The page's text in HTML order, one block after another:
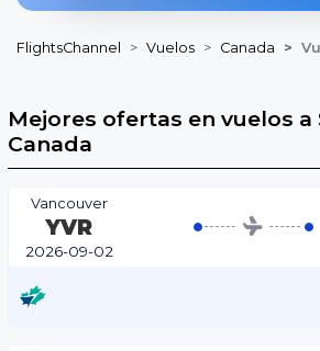
FlightsChannel Vuelos Canada
Mejores ofertas en vuelos a
Canada
Vancouver
YVR
2026-09-02